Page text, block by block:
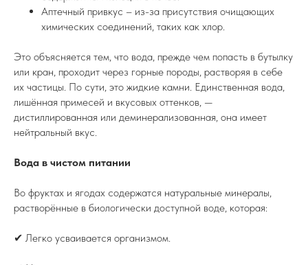
Аптечный привкус – из-за присутствия очищающих
химических соединений, таких как хлор.
Это объясняется тем, что вода, прежде чем попасть в бутылку
или кран, проходит через горные породы, растворяя в себе
их частицы. По сути, это жидкие камни. Единственная вода,
лишённая примесей и вкусовых оттенков, —
дистиллированная или деминерализованная, она имеет
нейтральный вкус.
Вода в чистом питании
Во фруктах и ягодах содержатся натуральные минералы,
растворённые в биологически доступной воде, которая:
✔ Легко усваивается организмом.